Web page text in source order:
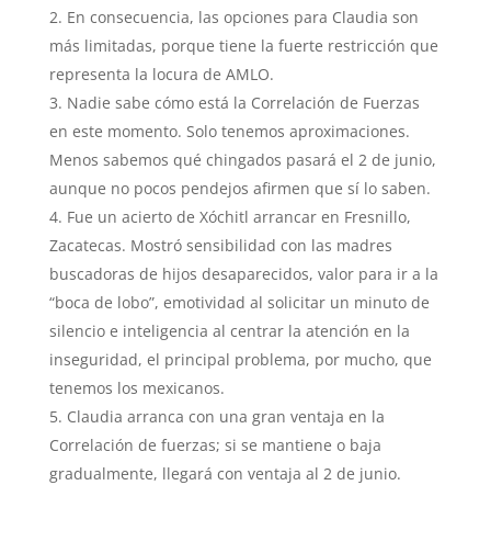
En consecuencia, las opciones para Claudia son
más limitadas, porque tiene la fuerte restricción que
representa la locura de AMLO.
Nadie sabe cómo está la Correlación de Fuerzas
en este momento. Solo tenemos aproximaciones.
Menos sabemos qué chingados pasará el 2 de junio,
aunque no pocos pendejos afirmen que sí lo saben.
Fue un acierto de Xóchitl arrancar en Fresnillo,
Zacatecas. Mostró sensibilidad con las madres
buscadoras de hijos desaparecidos, valor para ir a la
“boca de lobo”, emotividad al solicitar un minuto de
silencio e inteligencia al centrar la atención en la
inseguridad, el principal problema, por mucho, que
tenemos los mexicanos.
Claudia arranca con una gran ventaja en la
Correlación de fuerzas; si se mantiene o baja
gradualmente, llegará con ventaja al 2 de junio.